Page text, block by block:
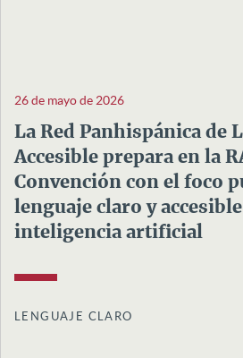
26 de mayo de 2026
La Red Panhispánica de
Accesible prepara en la
Convención con el foco
lenguaje claro y
inteligencia artificial
LENGUAJE CLARO